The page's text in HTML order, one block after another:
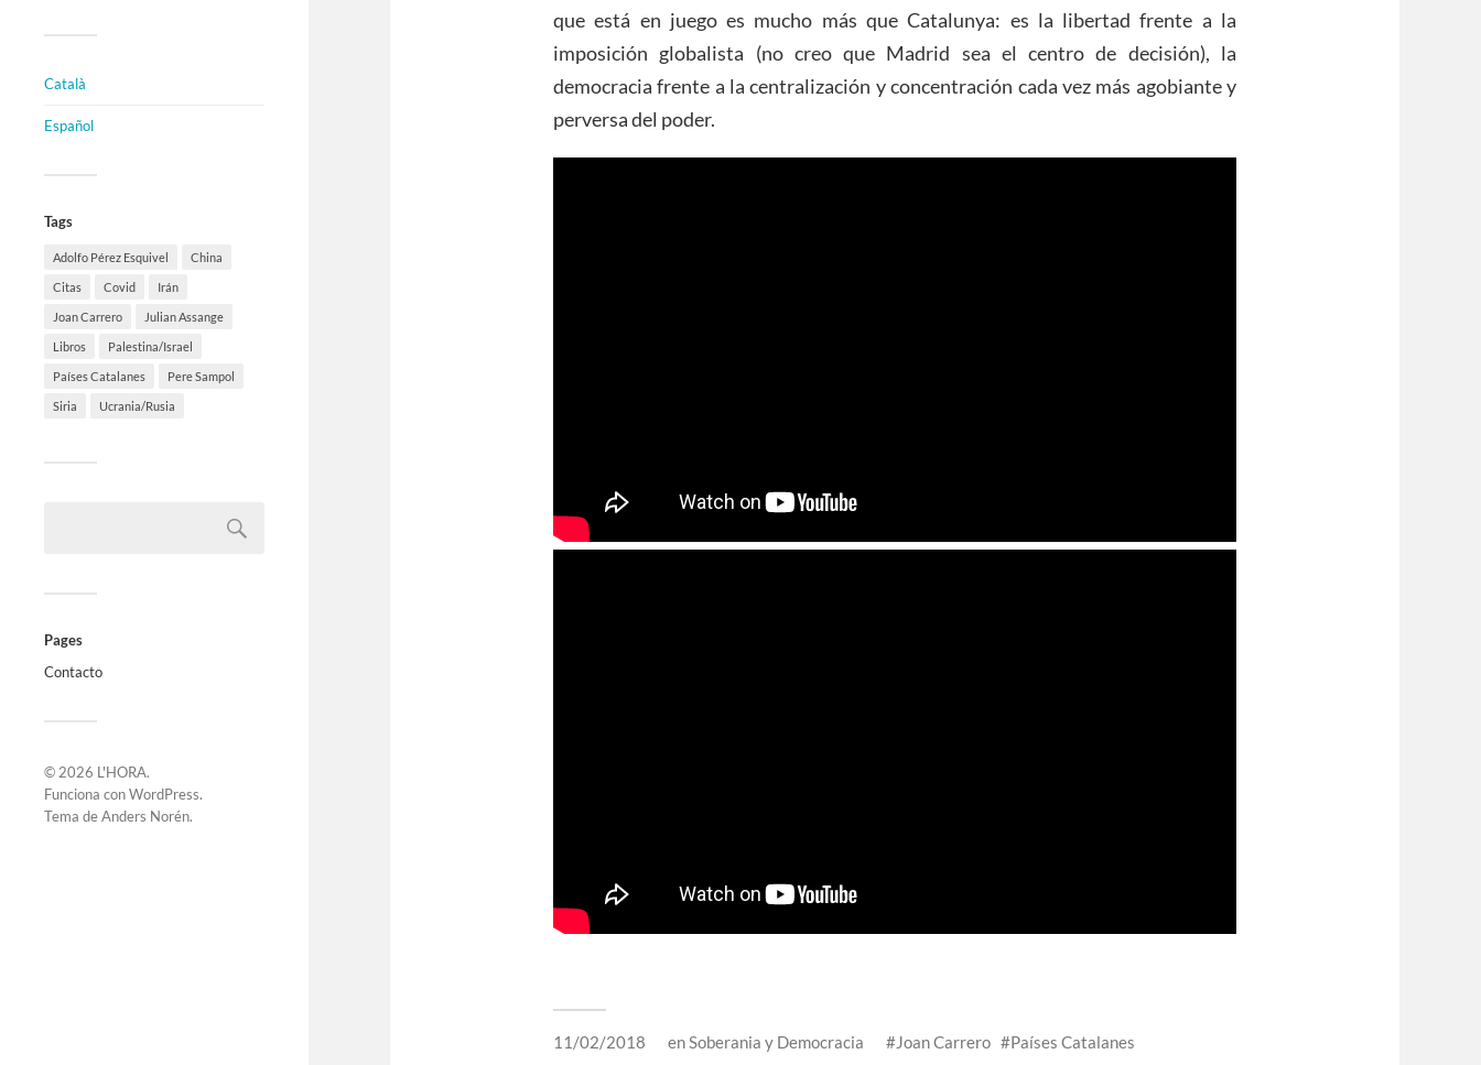
Català
Español
Tags
Adolfo Pérez Esquivel China
Citas Covid Irán
Joan Carrero Julian Assange
Libros Palestina/Israel
Países Catalanes Pere Sampol
Siria Ucrania/Rusia
Pages
Contacto
© 2026 L'HORA.
Funciona conWordPress.
Tema deAnders Norén.
que está en juego es mucho más que Catalunya: es la libertad frente a la
imposición globalista (no creo que Madrid sea el centro de decisión), la
democracia frente a la centralización y concentración cada vez más agobiante y
perversa del poder.
11/02/2018 enSoberania y Democracia Joan Carrero Países Catalanes